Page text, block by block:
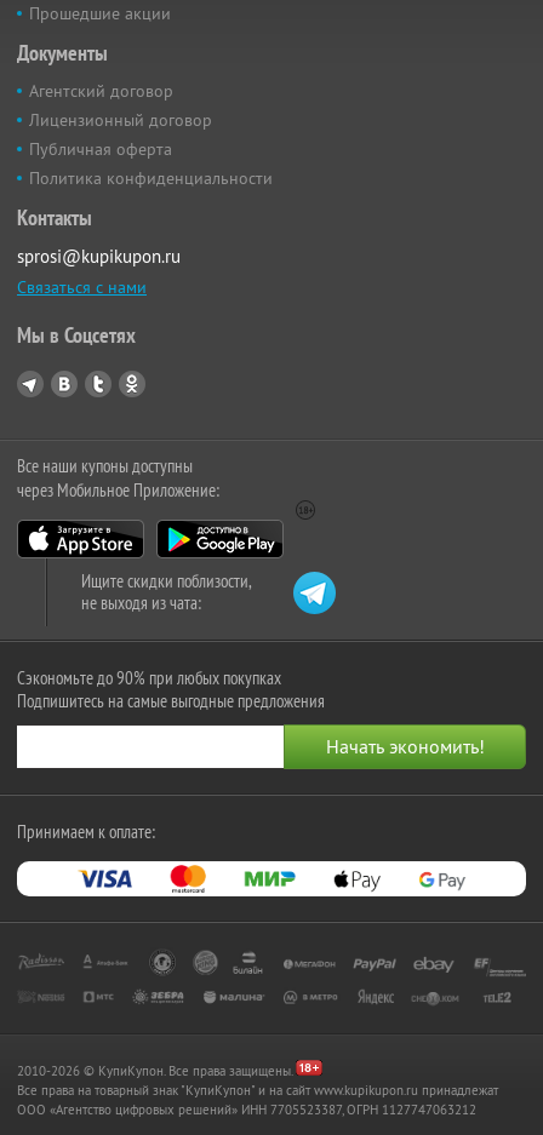
Прошедшие акции
Документы
Агентский договор
Лицензионный договор
Публичная оферта
Политика конфиденциальности
Контакты
sprosi@kupikupon.ru
Связаться с нами
Мы в Соцсетях
Все наши купоны доступны
через Мобильное Приложение:
Ищите скидки поблизости,
не выходя из чата:
Сэкономьте до 90% при любых покупках
Подпишитесь на самые выгодные предложения
Принимаем к оплате:
2010-2026 © КупиКупон. Все права защищены.
Все права на товарный знак "КупиКупон" и на сайт www.kupikupon.ru принадлежат
OOO «Агентство цифровых решений» ИНН 7705523387, ОГРН 1127747063212